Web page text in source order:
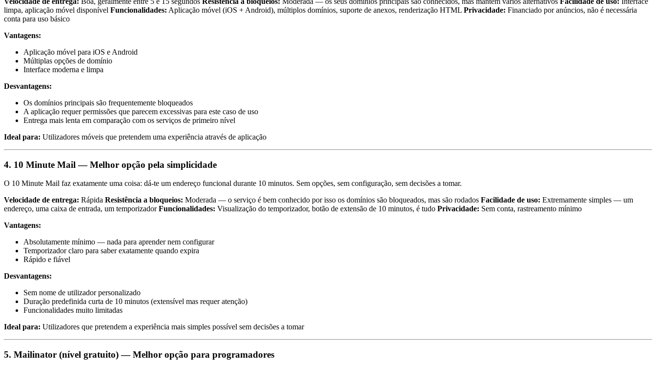
limpa, aplicação móvel disponível Funcionalidades: Aplicação móvel (iOS + Android), múltiplos domínios, suporte de anexos, renderização HTML Privacidade: Financiado por anúncios, não é necessária
conta para uso básico
Vantagens:
Aplicação móvel para iOS e Android
Múltiplas opções de domínio
Interface moderna e limpa
Desvantagens:
Os domínios principais são frequentemente bloqueados
A aplicação requer permissões que parecem excessivas para este caso de uso
Entrega mais lenta em comparação com os serviços de primeiro nível
Ideal para: Utilizadores móveis que pretendem uma experiência através de aplicação
4. 10 Minute Mail — Melhor opção pela simplicidade
O 10 Minute Mail faz exatamente uma coisa: dá-te um endereço funcional durante 10 minutos. Sem opções, sem configuração, sem decisões a tomar.
Velocidade de entrega: Rápida Resistência a bloqueios: Moderada — o serviço é bem conhecido por isso os domínios são bloqueados, mas são rodados Facilidade de uso: Extremamente simples — um
endereço, uma caixa de entrada, um temporizadorFuncionalidades: Visualização do temporizador, botão de extensão de 10 minutos, é tudo Privacidade: Sem conta, rastreamento mínimo
Vantagens:
Absolutamente mínimo — nada para aprender nem configurar
Temporizador claro para saber exatamente quando expira
Rápido e fiável
Desvantagens:
Sem nome de utilizador personalizado
Duração predefinida curta de 10 minutos (extensível mas requer atenção)
Funcionalidades muito limitadas
Ideal para: Utilizadores que pretendem a experiência mais simples possível sem decisões a tomar
5. Mailinator (nível gratuito) — Melhor opção para programadores